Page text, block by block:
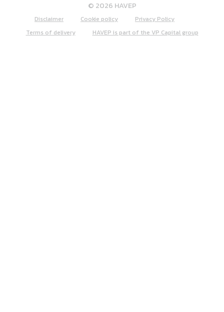
© 2026 HAVEP
Disclaimer Cookie policy
Privacy Policy
Terms of delivery
HAVEP is part of the VP Capital group